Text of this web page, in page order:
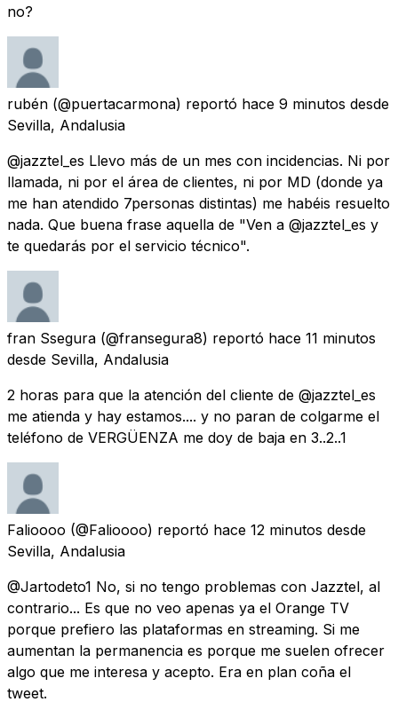
no?
rubén (@puertacarmona) reportó hace 9 minutos desde
Sevilla, Andalusia
@jazztel_es Llevo más de un mes con incidencias. Ni por
llamada, ni por el área de clientes, ni por MD (donde ya
me han atendido 7personas distintas) me habéis resuelto
nada. Que buena frase aquella de "Ven a @jazztel_es y
te quedarás por el servicio técnico".
fran Ssegura (@fransegura8) reportó hace 11 minutos
desde Sevilla, Andalusia
2 horas para que la atención del cliente de @jazztel_es
me atienda y hay estamos.... y no paran de colgarme el
teléfono de VERGÜENZA me doy de baja en 3..2..1
Falioooo (@Falioooo) reportó hace 12 minutos desde
Sevilla, Andalusia
@Jartodeto1 No, si no tengo problemas con Jazztel, al
contrario... Es que no veo apenas ya el Orange TV
porque prefiero las plataformas en streaming. Si me
aumentan la permanencia es porque me suelen ofrecer
algo que me interesa y acepto. Era en plan coña el
tweet.